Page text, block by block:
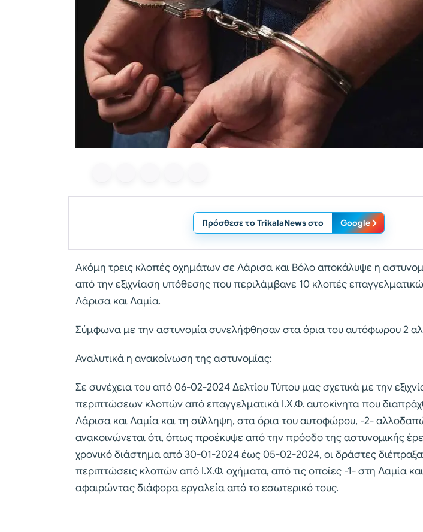
Πρόσθεσε το TrikalaNews στο Google
Ακόμη τρεις κλοπές οχημάτων σε Λάρισα και Βόλο αποκάλυψε η
από την εξιχνίαση υπόθεσης που περιλάμβανε 10 κλοπές
Λάρισα και Λαμία.
Σύμφωνα με την αστυνομία συνελήφθησαν στα όρια του αυτόφωρου 2
Αναλυτικά η ανακοίνωση της αστυνομίας:
Σε συνέχεια του από 06-02-2024 Δελτίου Τύπου μας σχετικά με την
περιπτώσεων κλοπών από επαγγελματικά Ι.Χ.Φ. αυτοκίνητα που
Λάρισα και Λαμία και τη σύλληψη, στα όρια του αυτοφώρου, -2-
ανακοινώνεται ότι, όπως προέκυψε από την πρόοδο της αστυνομικής
χρονικό διάστημα από 30-01-2024 έως 05-02-2024, οι δράστες
περιπτώσεις κλοπών από Ι.Χ.Φ. οχήματα, από τις οποίες -1- στη Λαμία
αφαιρώντας διάφορα εργαλεία από το εσωτερικό τους.